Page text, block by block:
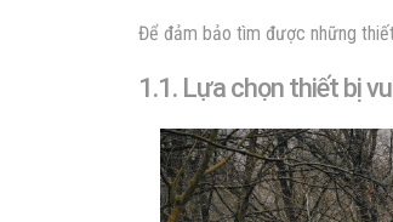
Để đảm bảo tìm được những
1.1. Lựa chọn thiết bị